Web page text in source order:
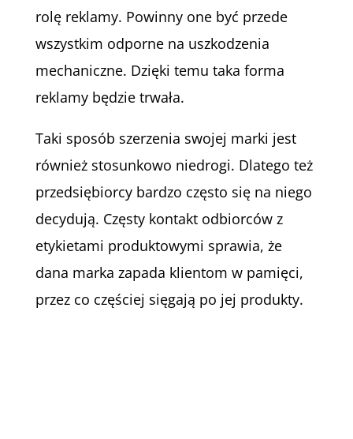
rolę reklamy. Powinny one być przede
wszystkim odporne na uszkodzenia
mechaniczne. Dzięki temu taka forma
reklamy będzie trwała.
Taki sposób szerzenia swojej marki jest
również stosunkowo niedrogi. Dlatego też
przedsiębiorcy bardzo często się na niego
decydują. Częsty kontakt odbiorców z
etykietami produktowymi sprawia, że
dana marka zapada klientom w pamięci,
przez co częściej sięgają po jej produkty.